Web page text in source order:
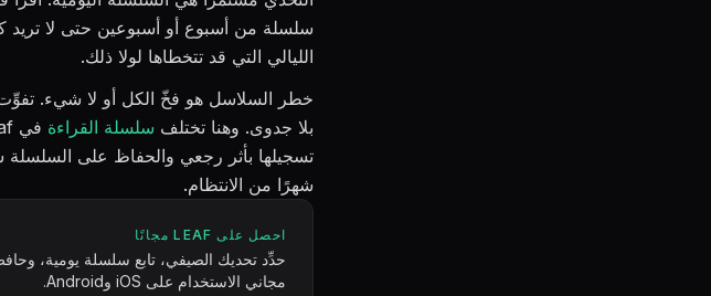
سلسلة من أسبوع أو أسبوعين حتى لا تريد
الليالي التي قد تتخطاها لولا ذلك.
خطر السلاسل هو فخّ الكل أو لا شيء. تفوِّت
بلا جدوى. وهنا تختلف سلسلة القراءة
تسجيلها بأثر رجعي والحفاظ على
شهرًا من الانتظام.
احصل على LEAF مجانًا
مجاني الاستخدام على iOS وAndroid.